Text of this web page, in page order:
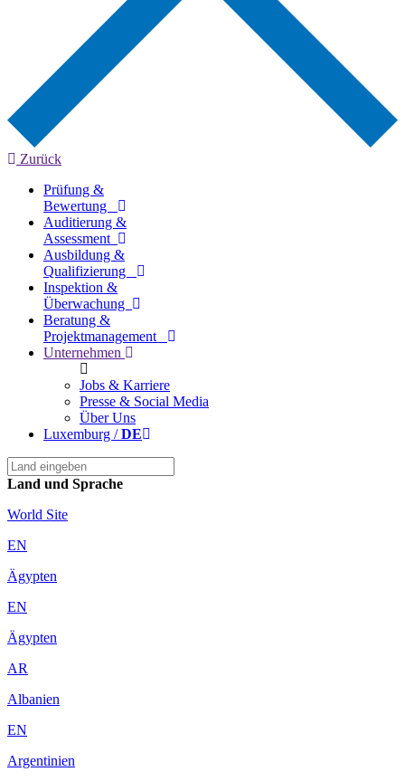
Zurück
Prüfung &
Bewertung
Auditierung &
Assessment
Ausbildung &
Qualifizierung
Inspektion &
Überwachung
Beratung &
Projektmanagement
Unternehmen
Jobs & Karriere
Presse & Social Media
Über Uns
Luxemburg /DE
Land und Sprache
World Site
EN
Ägypten
EN
Ägypten
AR
Albanien
EN
Argentinien